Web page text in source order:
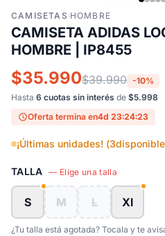
CAMISETAS ·HOMBRE
CAMISETA ADIDAS
HOMBRE | IP8455
$35.990$39.990 -10%
Hasta 6 cuotas sin interés de $5.998
Oferta termina en4d 23:24:22
¡Últimas unidades! (3
TALLA — Elige una talla
S M L Xl
¿Tu talla está agotada? Tocala y te